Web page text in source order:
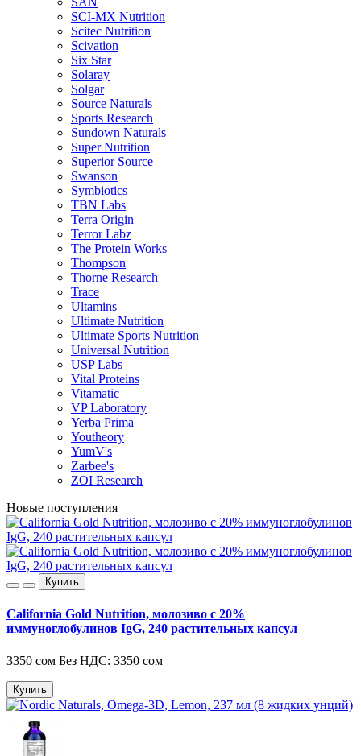
SCI-MX Nutrition
Scitec Nutrition
Scivation
Six Star
Solaray
Solgar
Source Naturals
Sports Research
Sundown Naturals
Super Nutrition
Superior Source
Swanson
Symbiotics
TBN Labs
Terra Origin
Terror Labz
The Protein Works
Thompson
Thorne Research
Trace
Ultamins
Ultimate Nutrition
Ultimate Sports Nutrition
Universal Nutrition
USP Labs
Vital Proteins
Vitamatic
VP Laboratory
Yerba Prima
Youtheory
YumV's
Zarbee's
ZOI Research
Новые поступления
Купить
California Gold Nutrition, молозиво с 20%
иммуноглобулинов IgG, 240 растительных капсул
3350 сом Без НДС: 3350 сом
Купить